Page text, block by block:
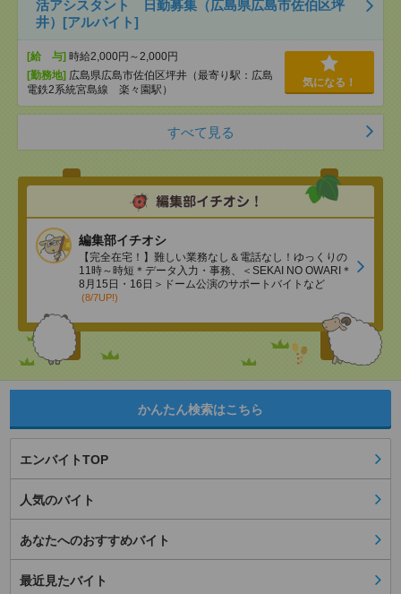
活アシスタント 日勤募集（広島県広島市佐伯区坪
井）[アルバイト]
[給 与] 時給2,000円～2,000円
[勤務地] 広島県広島市佐伯区坪井（最寄り駅：広島
電鉄2系統宮島線 楽々園駅）
気になる！
すべて見る
編集部イチオシ
【完全在宅！】難しい業務なし＆電話なし！ゆっくりの
11時～時短＊データ入力・事務、＜SEKAI NO OWARI＊
8月15日・16日＞ドーム公演のサポートバイトなど
(8/7UP!)
かんたん検索はこちら
エンバイトTOP
人気のバイト
あなたへのおすすめバイト
最近見たバイト